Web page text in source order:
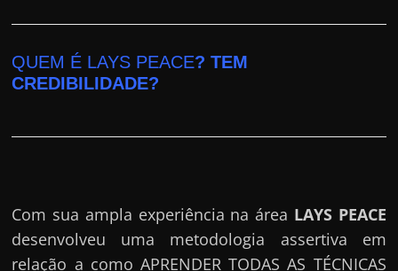
QUEM É LAYS PEACE? TEM
CREDIBILIDADE?
Com sua ampla experiência na área LAYS PEACE
desenvolveu uma metodologia assertiva em
relação a como APRENDER TODAS AS TÉCNICAS